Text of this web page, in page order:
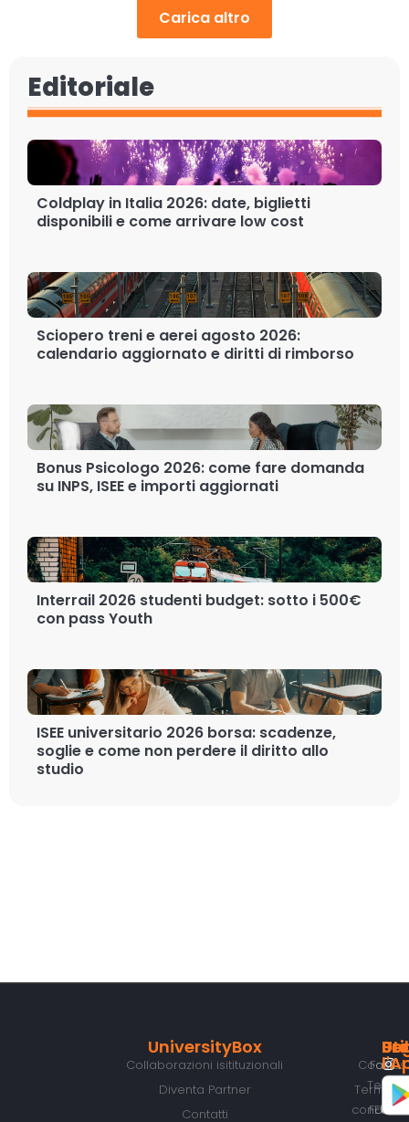
Carica altro
Editoriale
Coldplay in Italia 2026: date, biglietti
disponibili e come arrivare low cost
Sciopero treni e aerei agosto 2026:
calendario aggiornato e diritti di rimborso
Bonus Psicologo 2026: come fare domanda
su INPS, ISEE e importi aggiornati
Interrail 2026 studenti budget: sotto i 500€
con pass Youth
ISEE universitario 2026 borsa: scadenze,
soglie e come non perdere il diritto allo
studio
UniversityBox
Collaborazioni isitituzionali
Diventa Partner
Contatti
Cookies
Termini e
Fast
Tech
FESR